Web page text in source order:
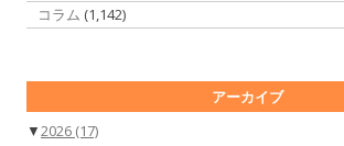
コラム (1,142)
アーカイブ
▼2026 (17)